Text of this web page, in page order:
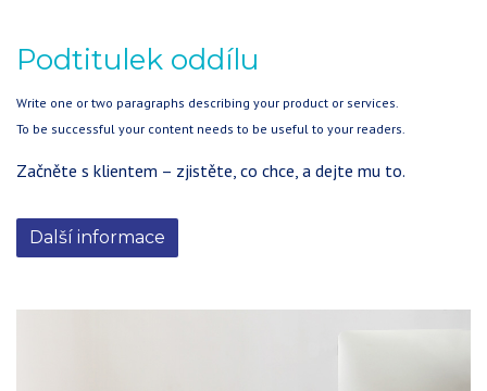
Podtitulek oddílu
Write one or two paragraphs describing your product or services.
To be successful your content needs to be useful to your readers.
Začněte s klientem – zjistěte, co chce, a dejte mu to.
Další informace